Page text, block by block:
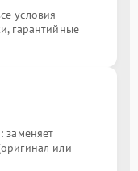
условия
гарантийные
заменяет
или